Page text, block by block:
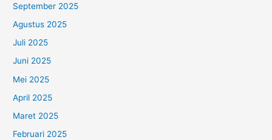
September 2025
Agustus 2025
Juli 2025
Juni 2025
Mei 2025
April 2025
Maret 2025
Februari 2025